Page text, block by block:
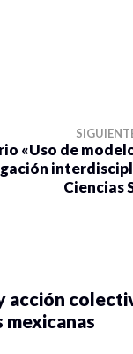
«Uso de
Ciencias
acción
mexicanas